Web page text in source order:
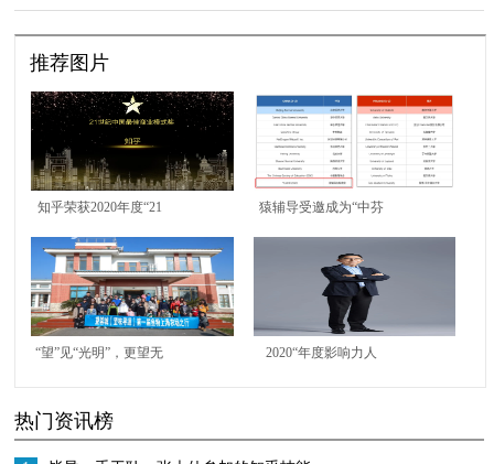
推荐图片
知乎荣获2020年度“21
世纪中国最佳商业模式
奖”
猿辅导受邀成为“中芬
联合学习创新研究
院”理事单位 是理事会
唯一在线教育公司
“望”见“光明”，更望无 2020“年度影响力人
热门资讯榜